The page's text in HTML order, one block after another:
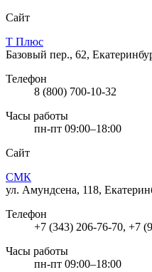
Сайт
Т Плюс
Базовый пер., 62,
Телефон
8 (800) 700-10-32
Часы работы
пн-пт 09:00–18:00
Сайт
СМК
ул. Амундсена, 118,
Телефон
+7 (343) 206-76-70, +7
Часы работы
пн-пт 09:00–18:00